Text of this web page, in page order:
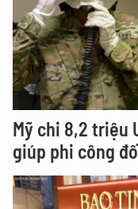
Mỹ chi 8,2 triệu
giúp phi công